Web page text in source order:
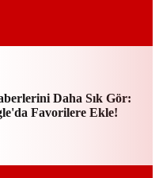
Daha Sık Gör:
Favorilere Ekle!